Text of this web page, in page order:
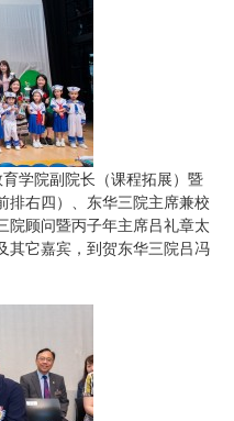
学院副院长（课程拓展）暨
排右四）、东华三院主席兼校
院顾问暨丙子年主席吕礼章太
其它嘉宾，到贺东华三院吕冯